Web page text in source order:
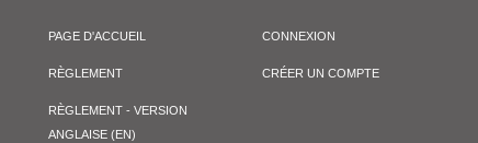
PAGE D'ACCUEIL
RÈGLEMENT
RÈGLEMENT - VERSION
ANGLAISE (EN)
CONNEXION
CRÉER UN COMPTE